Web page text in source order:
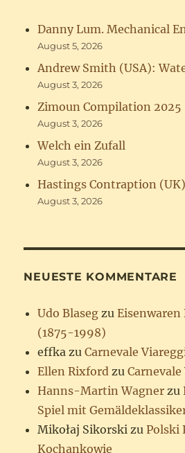
Danny Lum. Mechanical
August 5, 2026
Andrew Smith (USA):
August 3, 2026
Zimoun Compilation 2025
August 3, 2026
Welch ein Zufall
August 3, 2026
Hastings Contraption
August 3, 2026
NEUESTE KOMMENTARE
Udo Blaseg zu
(1875-1998)
effka zuCarnevale
Ellen Rixford zu
Hanns-Martin Wagner zu
Spiel mit
Mikołaj Sikorski zuPolski
Kochankowie